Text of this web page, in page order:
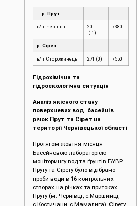
р. Прут
в/п Чернівці
20
(-1)
/380
р. Сірет
в/п Сторожинець 271 (0) /550
Гідрохімічна та
гідроекологічна ситуація
Аналіз якісного стану
поверхневих вод басейнів
річок Прут та Сірет на
території Чернівецької області
Протягом жовтня місяця
Басейновою лабораторією
моніторингу вод та ґрунтів БУВР
Пруту та Сірету було відібрано
проби води в 16 контрольних
створах на річках та притоках
Пруту (м. Чернівці, c.Маршинці,
с.Костичани, с.Мамалига), Сірету